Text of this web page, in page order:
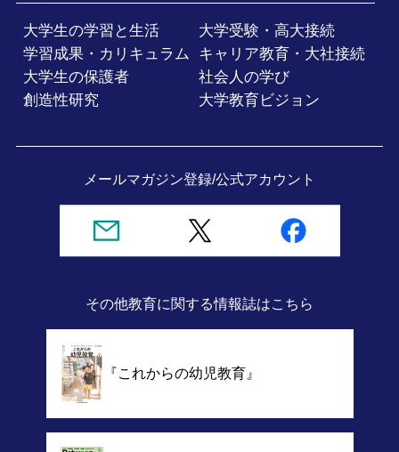
大学生の学習と生活
大学受験・高大接続
学習成果・カリキュラム
キャリア教育・大社接続
大学生の保護者
社会人の学び
創造性研究
大学教育ビジョン
メールマガジン登録/公式アカウント
その他教育に関する情報誌はこちら
『これからの幼児教育』